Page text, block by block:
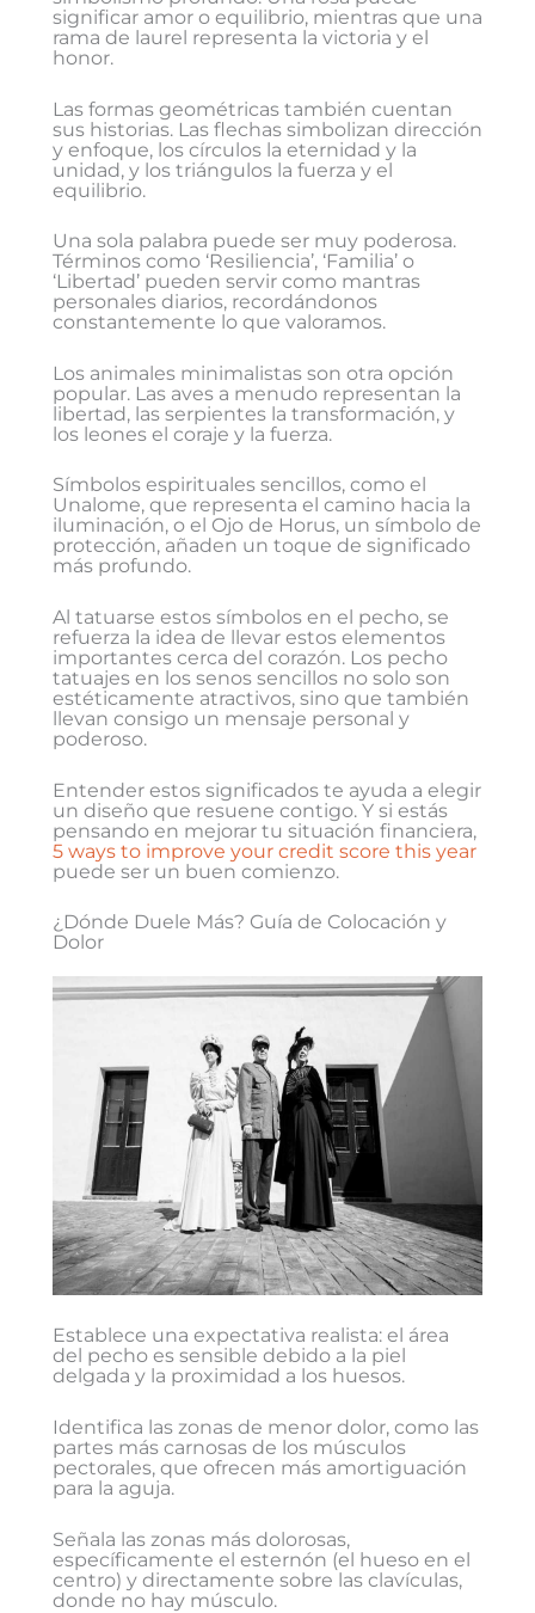
significar amor o equilibrio, mientras que una
rama de laurel representa la victoria y el
honor.
Las formas geométricas también cuentan
sus historias. Las flechas simbolizan dirección
y enfoque, los círculos la eternidad y la
unidad, y los triángulos la fuerza y el
equilibrio.
Una sola palabra puede ser muy poderosa.
Términos como ‘Resiliencia’, ‘Familia’ o
‘Libertad’ pueden servir como mantras
personales diarios, recordándonos
constantemente lo que valoramos.
Los animales minimalistas son otra opción
popular. Las aves a menudo representan la
libertad, las serpientes la transformación, y
los leones el coraje y la fuerza.
Símbolos espirituales sencillos, como el
Unalome, que representa el camino hacia la
iluminación, o el Ojo de Horus, un símbolo de
protección, añaden un toque de significado
más profundo.
Al tatuarse estos símbolos en el pecho, se
refuerza la idea de llevar estos elementos
importantes cerca del corazón. Los pecho
tatuajes en los senos sencillos no solo son
estéticamente atractivos, sino que también
llevan consigo un mensaje personal y
poderoso.
Entender estos significados te ayuda a elegir
un diseño que resuene contigo. Y si estás
pensando en mejorar tu situación financiera,
5 ways to improve your credit score this year
puede ser un buen comienzo.
¿Dónde Duele Más? Guía de Colocación y
Dolor
Establece una expectativa realista: el área
del pecho es sensible debido a la piel
delgada y la proximidad a los huesos.
Identifica las zonas de menor dolor, como las
partes más carnosas de los músculos
pectorales, que ofrecen más amortiguación
para la aguja.
Señala las zonas más dolorosas,
específicamente el esternón (el hueso en el
centro) y directamente sobre las clavículas,
donde no hay músculo.